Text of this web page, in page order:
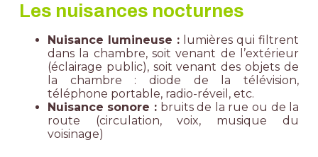
Les nuisances nocturnes
Nuisance lumineuse :lumières qui filtrent
dans la chambre, soit venant de l’extérieur
(éclairage public), soit venant des objets de
la chambre : diode de la télévision,
téléphone portable, radio-réveil, etc.
Nuisance sonore : bruits de la rue ou de la
route (circulation, voix, musique du
voisinage)